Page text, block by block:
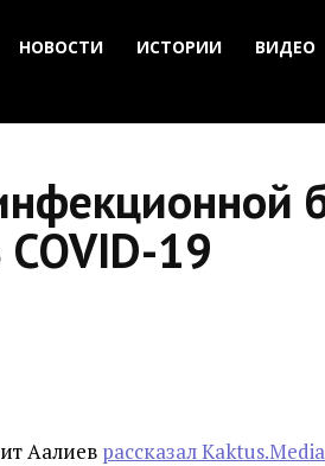
НОВОСТИ ИСТОРИИ ВИДЕО
19
Аалиев рассказал Kaktus.Media